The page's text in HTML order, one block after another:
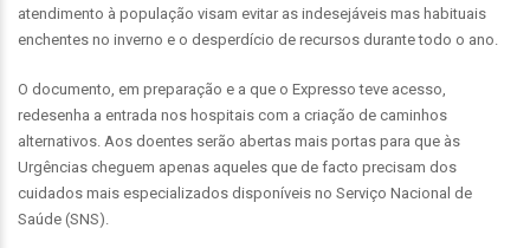
atendimento à população visam evitar as indesejáveis mas habituais
enchentes no inverno e o desperdício de recursos durante todo o ano.
O documento, em preparação e a que o Expresso teve acesso,
redesenha a entrada nos hospitais com a criação de caminhos
alternativos. Aos doentes serão abertas mais portas para que às
Urgências cheguem apenas aqueles que de facto precisam dos
cuidados mais especializados disponíveis no Serviço Nacional de
Saúde (SNS).